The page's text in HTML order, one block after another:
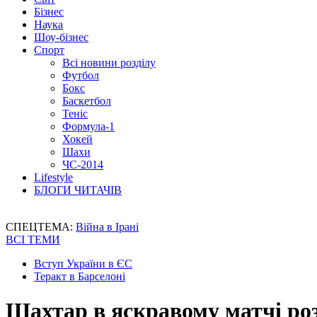
Бізнес
Наука
Шоу-бізнес
Спорт
Всі новини розділу
Футбол
Бокс
Баскетбол
Теніс
Формула-1
Хокей
Шахи
ЧС-2014
Lifestyle
БЛОГИ ЧИТАЧІВ
СПЕЦТЕМА: Війна в Ірані
ВСІ ТЕМИ
Вступ України в ЄС
Теракт в Барселоні
Шахтар в яскравому матчі